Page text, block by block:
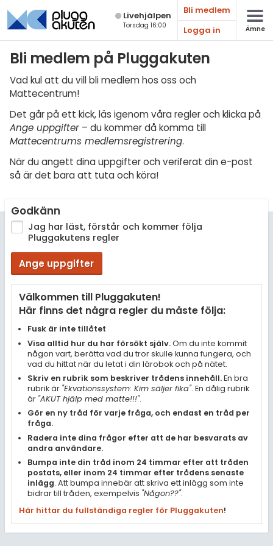
Live­hjälpen
Torsdag 16:00
Bli medlem
Logga in
Ämne
Bli medlem på Pluggakuten
Vad kul att du vill bli medlem hos oss och
Mattecentrum!
Det går på ett kick, läs igenom våra regler och klicka på
Ange uppgifter – du kommer då komma till
Mattecentrums medlemsregistrering.
När du angett dina uppgifter och veriferat din e-post
så är det bara att tuta och köra!
Godkänn
Jag har läst, förstår och kommer följa
Pluggakutens regler
Ange uppgifter
Välkommen till Pluggakuten!
Här finns det några regler du måste följa:
Fusk är inte tillåtet
Visa alltid hur du har försökt själv.Om du inte kommit
någon vart, berätta vad du tror skulle kunna fungera, och
vad du hittat när du letat i din lärobok och på nätet.
Skriv en rubrik som beskriver trådens innehåll.En bra
rubrik är "Ekvationssystem: Kim säljer fika". En dålig rubrik
är "AKUT hjälp med matte!!!".
Gör en ny tråd för varje fråga, och endast en tråd per
fråga.
Radera inte dina frågor efter att de har besvarats av
andra användare.
Bumpa inte din tråd inom 24 timmar efter att tråden
postats, eller inom 24 timmar efter trådens senaste
inlägg. Att bumpa innebär att skriva ett inlägg som inte
bidrar till tråden, exempelvis "Någon??".
Här hittar du fullständiga regler för Pluggakuten!
Matematik
Fysik
Biologi
Teknik & Bygg
Programmering
Engelska
Ekonomi
Övriga diskussioner
Livehjälpen
Regler
För lärare
4 inloggade
Om Pluggakuten